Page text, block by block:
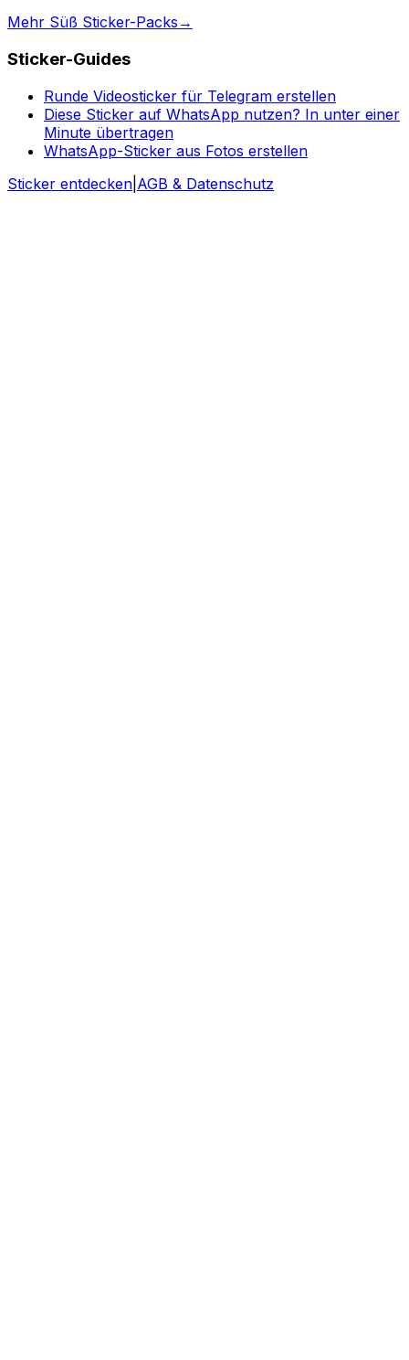
Mehr Süß Sticker-Packs →
Sticker-Guides
Runde Videosticker für Telegram erstellen
Diese Sticker auf WhatsApp nutzen? In unter einer
Minute übertragen
WhatsApp-Sticker aus Fotos erstellen
Sticker entdecken AGB & Datenschutz